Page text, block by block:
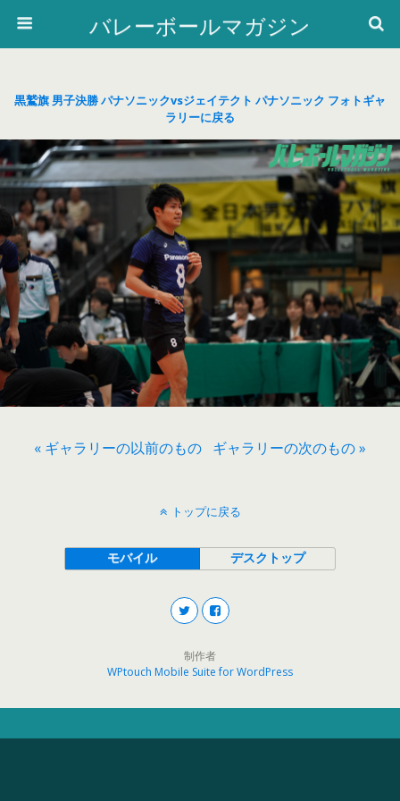
バレーボールマガジン
黒鷲旗 男子決勝 パナソニックvsジェイテクト パナソニック フォトギャ
ラリーに戻る
« ギャラリーの以前のもの ギャラリーの次のもの »
トップに戻る
モバイル デスクトップ
制作者
WPtouch Mobile Suite for WordPress